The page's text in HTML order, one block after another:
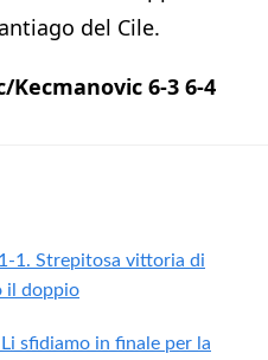
del Cile.
Kecmanovic 6-3 6-4
1. Strepitosa vittoria di
il doppio
sfidiamo in finale per la